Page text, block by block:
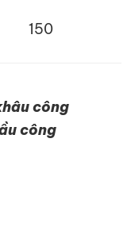
150
công
công